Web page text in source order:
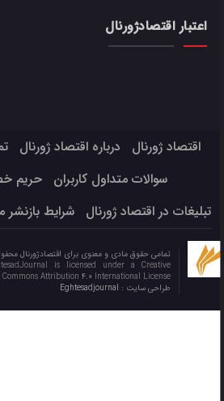
اعتبار اقتصادژورنال
اقتصاد ژورنال درباره اقتصاد ژورنال
سوالات متداول کاربران
حریم
تبلیغات در اقتصاد ژورنال
شرایط بازنشر
تمامی حقوق مادی و معنوی برای اقتصادژورنال
is licensed under a Creative
Commons Attribution 4.0 International License ©️
طراحی سایت :